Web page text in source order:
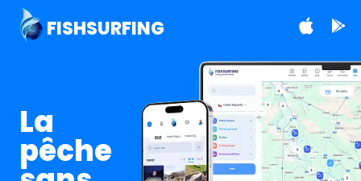
FISHSURFING
La
pêche